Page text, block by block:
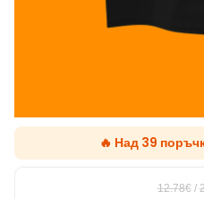
🔥 Над 39
12.78€ /